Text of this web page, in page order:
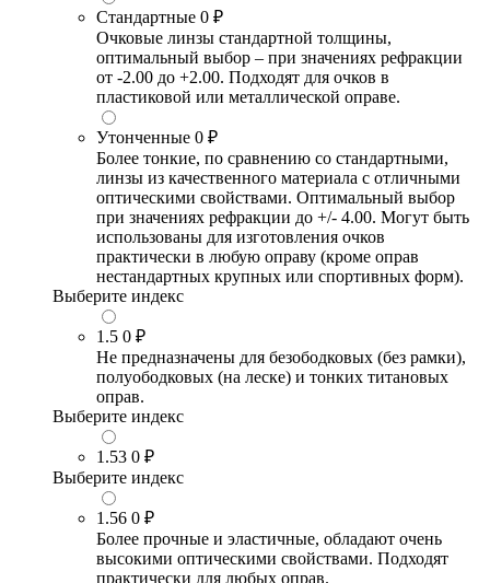
Стандартные 0 ₽
Очковые линзы стандартной толщины,
оптимальный выбор – при значениях рефракции
от -2.00 до +2.00. Подходят для очков в
пластиковой или металлической оправе.
Утонченные 0 ₽
Более тонкие, по сравнению со стандартными,
линзы из качественного материала с отличными
оптическими свойствами. Оптимальный выбор
при значениях рефракции до +/- 4.00. Могут быть
использованы для изготовления очков
практически в любую оправу (кроме оправ
нестандартных крупных или спортивных форм).
Выберите индекс
1.5 0 ₽
Не предназначены для безободковых (без рамки),
полуободковых (на леске) и тонких титановых
оправ.
Выберите индекс
1.53 0 ₽
Выберите индекс
1.56 0 ₽
Более прочные и эластичные, обладают очень
высокими оптическими свойствами. Подходят
практически для любых оправ.